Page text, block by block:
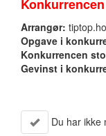
Arrangør:
Opgave i
Konkurrencen
Gevinst i
Du har ikke